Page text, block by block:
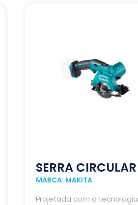
SERRA CIRCULAR
MARCA: MAKITA
Projetada com a tecnologia